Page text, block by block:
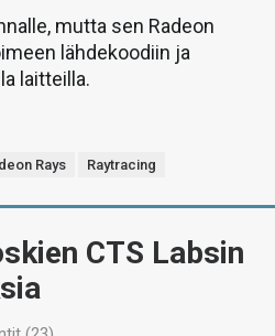
mutta sen Radeon
lähdekoodiin ja
laitteilla.
Rays Raytracing
CTS Labsin